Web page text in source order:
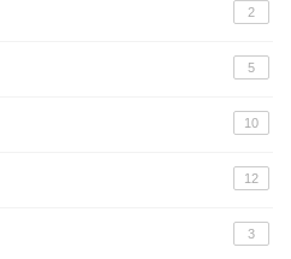
2
5
10
12
3